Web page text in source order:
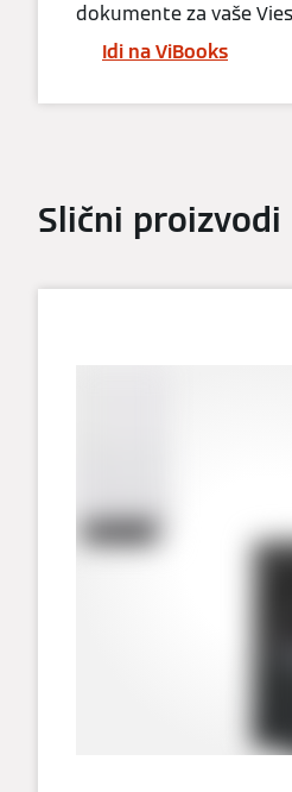
dokumente za vaše
Idi na ViBooks
Slični proizvodi